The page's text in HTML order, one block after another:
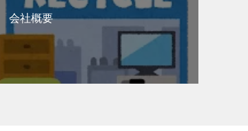
会社概要